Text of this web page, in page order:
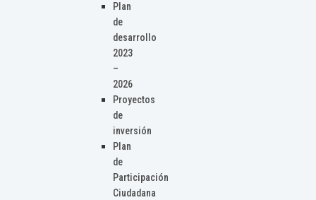
Plan
de
desarrollo
2023
–
2026
Proyectos
de
inversión
Plan
de
Participación
Ciudadana